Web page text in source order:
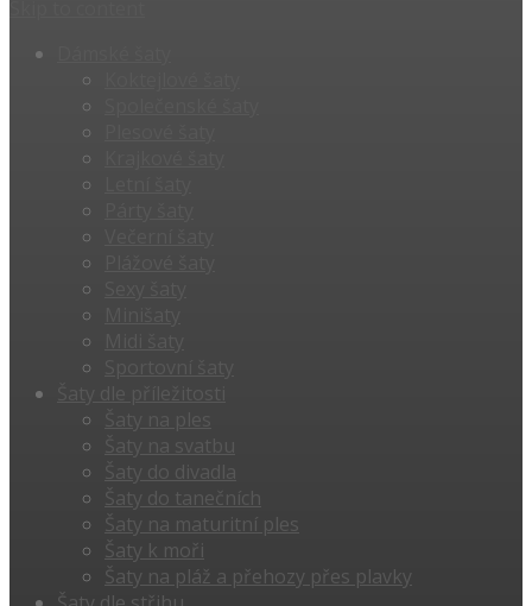
Šaty do divadla
Šaty do tanečních
Šaty na maturitní ples
Šaty k moři
Šaty na pláž a přehozy přes plavky